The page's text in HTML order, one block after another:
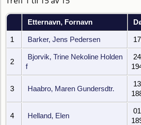
Etternavn, Fornavn
1 Barker, Jens Pedersen
2
Bjorvik, Trine Nekoline Holden
f
3 Haabro, Maren Gundersdtr.
4 Helland, Elen